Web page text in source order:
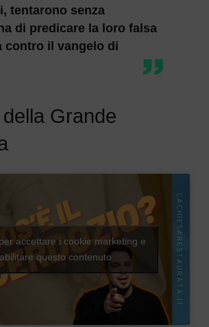
tentarono senza
di predicare la loro falsa
contro il vangelo di
Grande
accettare i cookie marketing e
abilitare questo contenuto